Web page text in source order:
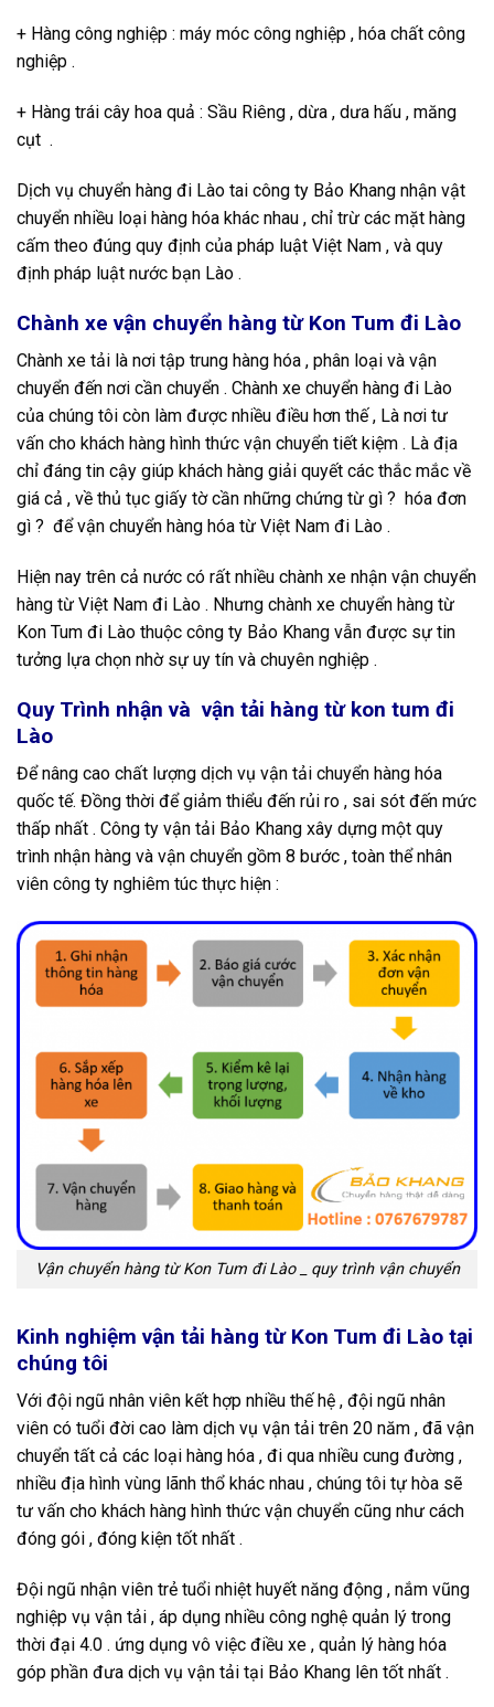
+ Hàng công nghiệp : máy móc công nghiệp , hóa chất công
nghiệp .
+ Hàng trái cây hoa quả : Sầu Riêng , dừa , dưa hấu , măng
cụt .
Dịch vụ chuyển hàng đi Lào tai công ty Bảo Khang nhận vật
chuyển nhiều loại hàng hóa khác nhau , chỉ trừ các mặt hàng
cấm theo đúng quy định của pháp luật Việt Nam , và quy
định pháp luật nước bạn Lào .
Chành xe vận chuyển hàng từ Kon Tum đi Lào
Chành xe tải là nơi tập trung hàng hóa , phân loại và vận
chuyển đến nơi cần chuyển . Chành xe chuyển hàng đi Lào
của chúng tôi còn làm được nhiều điều hơn thế , Là nơi tư
vấn cho khách hàng hình thức vận chuyển tiết kiệm . Là địa
chỉ đáng tin cậy giúp khách hàng giải quyết các thắc mắc về
giá cả , về thủ tục giấy tờ cần những chứng từ gì ? hóa đơn
gì ? để vận chuyển hàng hóa từ Việt Nam đi Lào .
Hiện nay trên cả nước có rất nhiều chành xe nhận vận chuyển
hàng từ Việt Nam đi Lào . Nhưng chành xe chuyển hàng từ
Kon Tum đi Lào thuộc công ty Bảo Khang vẫn được sự tin
tưởng lựa chọn nhờ sự uy tín và chuyên nghiệp .
Quy Trình nhận và vận tải hàng từ kon tum đi
Lào
Để nâng cao chất lượng dịch vụ vận tải chuyển hàng hóa
quốc tế. Đồng thời để giảm thiểu đến rủi ro , sai sót đến mức
thấp nhất . Công ty vận tải Bảo Khang xây dựng một quy
trình nhận hàng và vận chuyển gồm 8 bước , toàn thể nhân
viên công ty nghiêm túc thực hiện :
Vận chuyển hàng từ Kon Tum đi Lào _ quy trình vận chuyển
Kinh nghiệm vận tải hàng từ Kon Tum đi Lào tại
chúng tôi
Với đội ngũ nhân viên kết hợp nhiều thế hệ , đội ngũ nhân
viên có tuổi đời cao làm dịch vụ vận tải trên 20 năm , đã vận
chuyển tất cả các loại hàng hóa , đi qua nhiều cung đường ,
nhiều địa hình vùng lãnh thổ khác nhau , chúng tôi tự hòa sẽ
tư vấn cho khách hàng hình thức vận chuyển cũng như cách
đóng gói , đóng kiện tốt nhất .
Đội ngũ nhận viên trẻ tuổi nhiệt huyết năng động , nắm vũng
nghiệp vụ vận tải , áp dụng nhiều công nghệ quản lý trong
thời đại 4.0 . ứng dụng vô việc điều xe , quản lý hàng hóa
góp phần đưa dịch vụ vận tải tại Bảo Khang lên tốt nhất .